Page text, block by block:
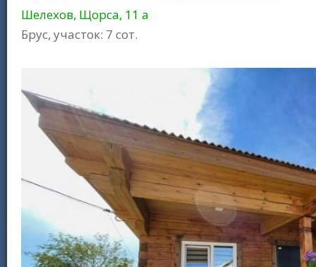
Шелехов, Щорса, 11 а
Брус, участок: 7 сот.